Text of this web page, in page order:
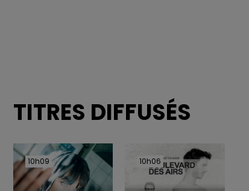
TITRES DIFFUSÉS
10h09
10h09 10h06
10h06